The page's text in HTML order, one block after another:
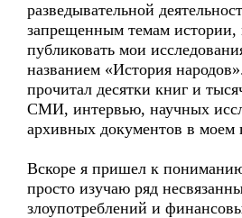
разведывательной
запрещенным темам истории,
публиковать мои
названием «История
прочитал десятки книг и
СМИ, интервью, научных
архивных документов в моем
Вскоре я пришел к
просто изучаю ряд
злоупотреблений и